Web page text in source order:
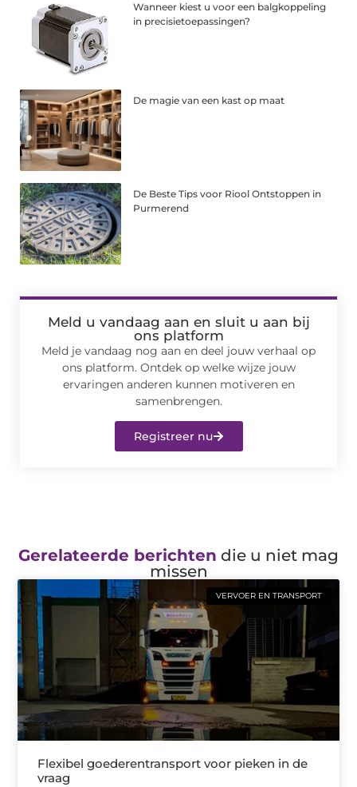
Wanneer kiest u voor een balgkoppeling
in precisietoepassingen?
De magie van een kast op maat
De Beste Tips voor Riool Ontstoppen in
Purmerend
Meld u vandaag aan en sluit u aan bij
ons platform
Meld je vandaag nog aan en deel jouw verhaal op
ons platform. Ontdek op welke wijze jouw
ervaringen anderen kunnen motiveren en
samenbrengen.
Registreer nu
Gerelateerde berichten die u niet mag
missen
VERVOER EN TRANSPORT
Flexibel goederentransport voor pieken in de
vraag